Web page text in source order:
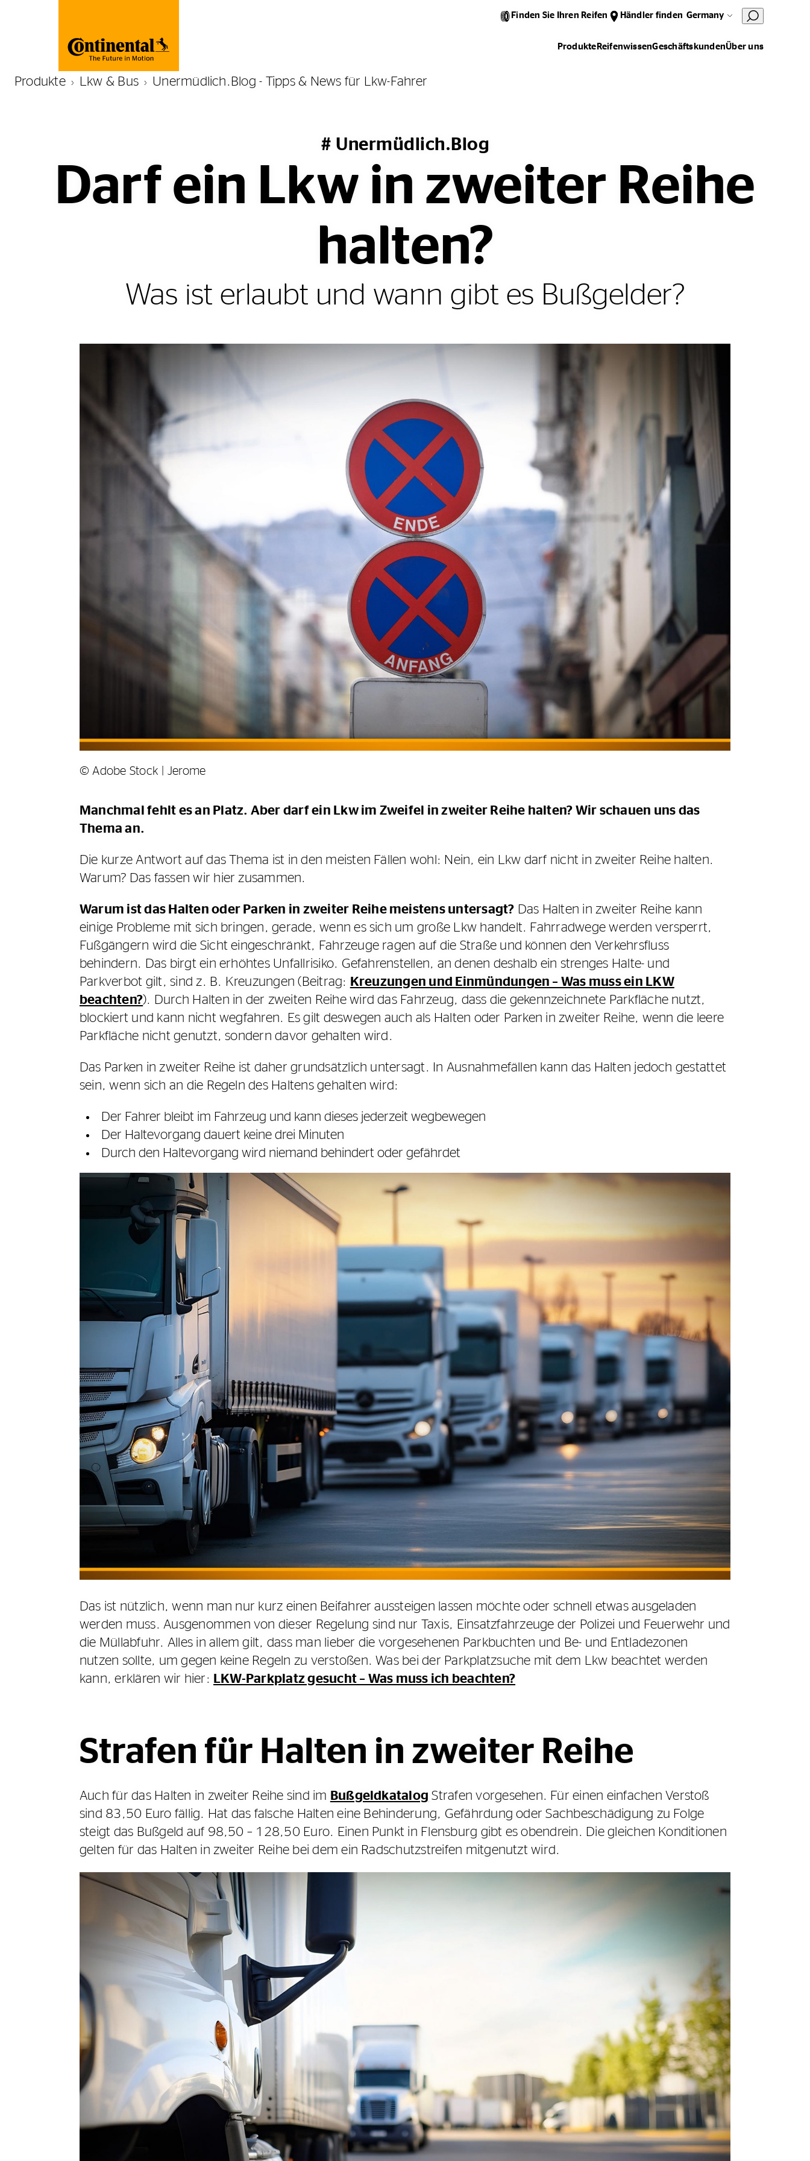
Finden Sie Ihren Reifen Händler finden Germany
Produkte ReifenwissenGeschäftskundenÜber uns
Produkte Lkw & Bus Unermüdlich.Blog - Tipps & News für Lkw-Fahrer
# Unermüdlich.Blog
Darf ein Lkw in zweiter Reihe
halten?
Was ist erlaubt und wann gibt es Bußgelder?
© Adobe Stock | Jerome
Manchmal fehlt es an Platz. Aber darf ein Lkw im Zweifel in zweiter Reihe halten? Wir schauen uns das
Thema an.
Die kurze Antwort auf das Thema ist in den meisten Fällen wohl: Nein, ein Lkw darf nicht in zweiter Reihe halten.
Warum? Das fassen wir hier zusammen.
Warum ist das Halten oder Parken in zweiter Reihe meistens untersagt? Das Halten in zweiter Reihe kann
einige Probleme mit sich bringen, gerade, wenn es sich um große Lkw handelt. Fahrradwege werden versperrt,
Fußgängern wird die Sicht eingeschränkt, Fahrzeuge ragen auf die Straße und können den Verkehrsfluss
behindern. Das birgt ein erhöhtes Unfallrisiko. Gefahrenstellen, an denen deshalb ein strenges Halte- und
Parkverbot gilt, sind z. B. Kreuzungen (Beitrag: Kreuzungen und Einmündungen – Was muss ein LKW
beachten?). Durch Halten in der zweiten Reihe wird das Fahrzeug, dass die gekennzeichnete Parkfläche nutzt,
blockiert und kann nicht wegfahren. Es gilt deswegen auch als Halten oder Parken in zweiter Reihe, wenn die leere
Parkfläche nicht genutzt, sondern davor gehalten wird.
Das Parken in zweiter Reihe ist daher grundsätzlich untersagt. In Ausnahmefällen kann das Halten jedoch gestattet
sein, wenn sich an die Regeln des Haltens gehalten wird:
Der Fahrer bleibt im Fahrzeug und kann dieses jederzeit wegbewegen
Der Haltevorgang dauert keine drei Minuten
Durch den Haltevorgang wird niemand behindert oder gefährdet
Das ist nützlich, wenn man nur kurz einen Beifahrer aussteigen lassen möchte oder schnell etwas ausgeladen
werden muss. Ausgenommen von dieser Regelung sind nur Taxis, Einsatzfahrzeuge der Polizei und Feuerwehr und
die Müllabfuhr. Alles in allem gilt, dass man lieber die vorgesehenen Parkbuchten und Be- und Entladezonen
nutzen sollte, um gegen keine Regeln zu verstoßen. Was bei der Parkplatzsuche mit dem Lkw beachtet werden
kann, erklären wir hier: LKW-Parkplatz gesucht – Was muss ich beachten?
Strafen für Halten in zweiter Reihe
Auch für das Halten in zweiter Reihe sind im Bußgeldkatalog Strafen vorgesehen. Für einen einfachen Verstoß
sind 83,50 Euro fällig. Hat das falsche Halten eine Behinderung, Gefährdung oder Sachbeschädigung zu Folge
steigt das Bußgeld auf 98,50 – 128,50 Euro. Einen Punkt in Flensburg gibt es obendrein. Die gleichen Konditionen
gelten für das Halten in zweiter Reihe bei dem ein Radschutzstreifen mitgenutzt wird.